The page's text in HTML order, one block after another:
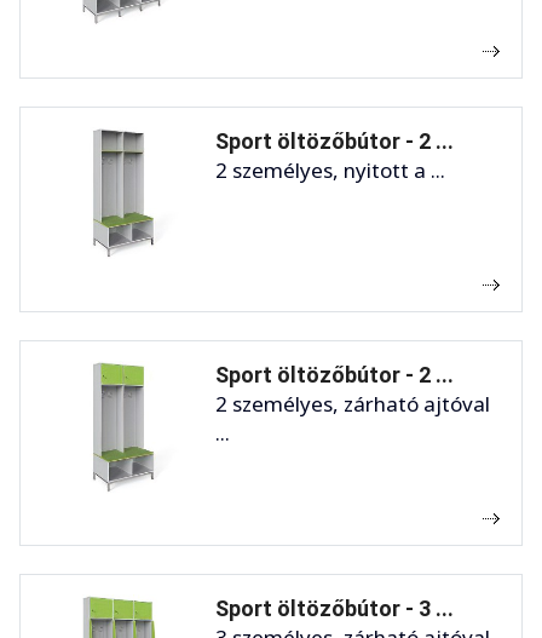
Sport öltözőbútor - 2 ...
2 személyes, nyitott a ...
Sport öltözőbútor - 2 ...
2 személyes, zárható ajtóval
...
Sport öltözőbútor - 3 ...